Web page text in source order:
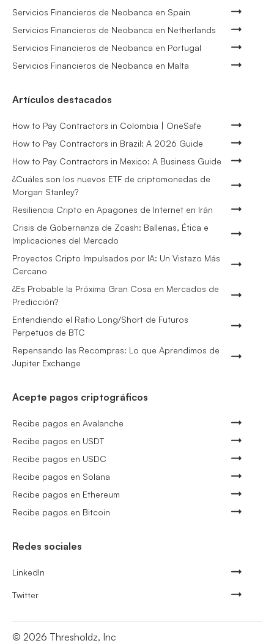
Servicios Financieros de Neobanca en Spain
Servicios Financieros de Neobanca en Netherlands
Servicios Financieros de Neobanca en Portugal
Servicios Financieros de Neobanca en Malta
Artículos destacados
How to Pay Contractors in Colombia | OneSafe
How to Pay Contractors in Brazil: A 2026 Guide
How to Pay Contractors in Mexico: A Business Guide
¿Cuáles son los nuevos ETF de criptomonedas de
Morgan Stanley?
Resiliencia Cripto en Apagones de Internet en Irán
Crisis de Gobernanza de Zcash: Ballenas, Ética e
Implicaciones del Mercado
Proyectos Cripto Impulsados por IA: Un Vistazo Más
Cercano
¿Es Probable la Próxima Gran Cosa en Mercados de
Predicción?
Entendiendo el Ratio Long/Short de Futuros
Perpetuos de BTC
Repensando las Recompras: Lo que Aprendimos de
Jupiter Exchange
Acepte pagos criptográficos
Recibe pagos en Avalanche
Recibe pagos en USDT
Recibe pagos en USDC
Recibe pagos en Solana
Recibe pagos en Ethereum
Recibe pagos en Bitcoin
Redes sociales
LinkedIn
Twitter
© 2026 Thresholdz, Inc